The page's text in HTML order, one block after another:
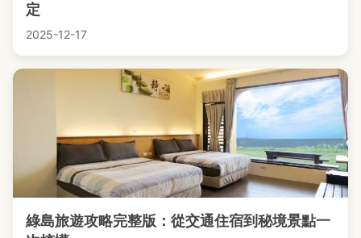
定
2025-12-17
綠島旅遊攻略完整版：從交通住宿到秘境景點一